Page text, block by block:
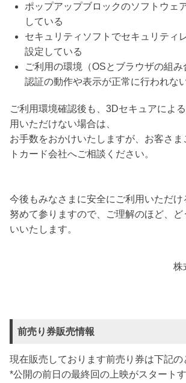
ポップアップブロックのソフトウェ
している
セキュリティソフトでセキュリティ
設定している
ご利用の環境（OSとブラウザの組み
認証の動作や表示が正常に行われな
ご利用環境確認後も、3Dセキュアによ
用いただけない場合は、
お手数をおかけいたしますが、お客さま
トカード会社へご相談ください。
今後もみなさまに安全にご利用いただけ
努めて参りますので、ご理解のほど、
いいたします。
株
前売り券販売情報
現在販売しております前売り券は下記の
*公開の前日の最終回の上映がスタート